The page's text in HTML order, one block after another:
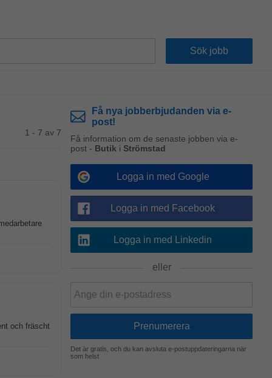
1 - 7 av 7
och fräscht
Få nya jobberbjudanden via e-
post!
Få information om de senaste jobben via e-
post - Butik i Strömstad
Logga in med Google
Logga in med Facebook
Logga in med Linkedin
eller
Det är gratis, och du kan avsluta e-postuppdateringarna när
som helst